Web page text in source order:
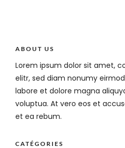
ABOUT US
Lorem ipsum dolor sit amet,
elitr, sed diam nonumy
labore et dolore magna
voluptua. At vero eos et
et ea rebum.
CATÉGORIES